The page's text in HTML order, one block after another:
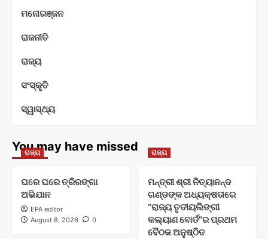
ମନୋରଞ୍ଜନ
ରାଜନୀତି
ରାଜ୍ୟ
ସଂସ୍କୃତି
ସ୍ୱାସ୍ଥ୍ୟ
You may have missed
ରାଜ୍ୟ
ଘରେ ଘରେ ତ୍ରିରଙ୍ଗା
ଅଭିଯାନ
EPA editor
August 8, 2026
0
ରାଜ୍ୟ
ମନ୍ତ୍ରୀ ଶ୍ରୀ ନିତ୍ୟାନନ୍ଦ
ଗଣ୍ଡଙ୍କ ଅଧ୍ୟକ୍ଷତାରେ
“ରାଜ୍ୟ ତୃତୀୟଲିଙ୍ଗୀ
କଲ୍ୟାଣ ବୋର୍ଡ”ର ପ୍ରଥମ
ବୈଠକ ଅନୁଷ୍ଠିତ